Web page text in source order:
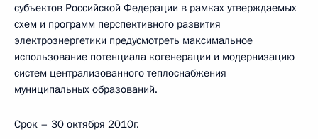
субъектов Российской Федерации в рамках утверждаемых
схем и программ перспективного развития
электроэнергетики предусмотреть максимальное
использование потенциала когенерации и модернизацию
систем централизованного теплоснабжения
муниципальных образований.
Срок – 30 октября 2010г.